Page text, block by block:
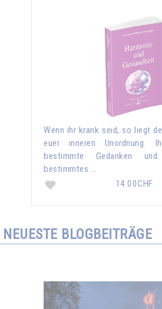
Wenn ihr krank seid, so liegt
euer inneren Unordnung.
bestimmte Gedanken
bestimmtes …
14.00CHF
NEUESTE BLOGBEITRÄGE